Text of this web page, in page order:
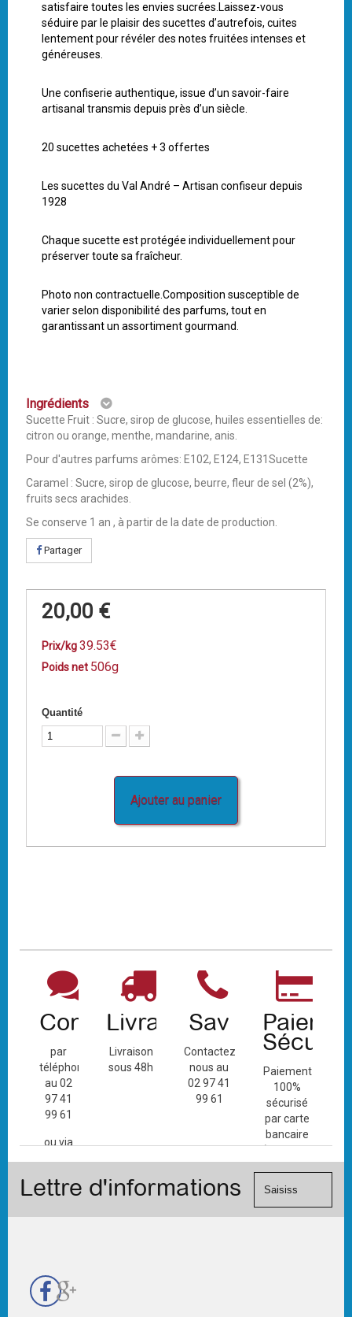
satisfaire toutes les envies sucrées.Laissez-vous
séduire par le plaisir des sucettes d’autrefois, cuites
lentement pour révéler des notes fruitées intenses et
généreuses.
Une confiserie authentique, issue d’un savoir-faire
artisanal transmis depuis près d’un siècle.
20 sucettes achetées + 3 offertes
Les sucettes du Val André – Artisan confiseur depuis
1928
Chaque sucette est protégée individuellement pour
préserver toute sa fraîcheur.
Photo non contractuelle.Composition susceptible de
varier selon disponibilité des parfums, tout en
garantissant un assortiment gourmand.
Ingrédients
Sucette Fruit : Sucre, sirop de glucose, huiles essentielles de:
citron ou orange, menthe, mandarine, anis.
Pour d'autres parfums arômes: E102, E124, E131Sucette
Caramel : Sucre, sirop de glucose, beurre, fleur de sel (2%),
fruits secs arachides.
Se conserve 1 an , à partir de la date de production.
Partager
20,00 €
Prix/kg39.53€
Poids net 506g
Quantité
Ajouter au panier
Contact
par
téléphone
au 02
97 41
99 61
ou via
de
Livraison
Livraison
sous 48h
Sav
Contactez-
nous au
02 97 41
99 61
Paiement
100%
sécurisé
par carte
bancaire
(Mastercard,
Visa, ...) et
Lettre d'informations